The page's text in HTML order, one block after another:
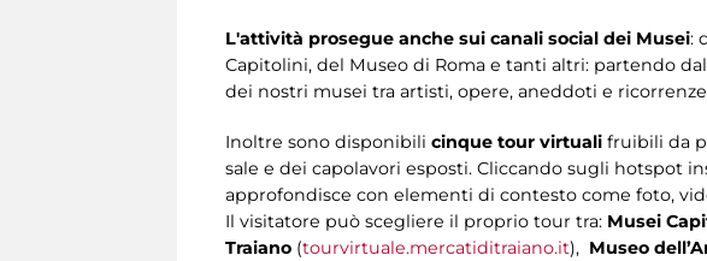
L'attività prosegue anche sui canali social dei Musei:
Capitolini, del Museo di Roma e tanti altri: partendo
dei nostri musei tra artisti, opere, aneddoti e
Inoltre sono disponibili cinque tour virtuali fruibili da
sale e dei capolavori esposti. Cliccando sugli hotspot
approfondisce con elementi di contesto come foto,
Il visitatore può scegliere il proprio tour tra: Musei
Traiano (tourvirtuale.mercatiditraiano.it), Museo